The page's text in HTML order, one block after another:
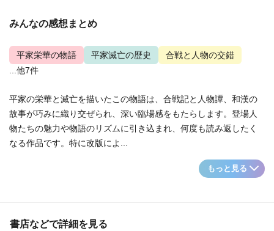
みんなの感想まとめ
平家栄華の物語 平家滅亡の歴史
合戦と人物の交錯
...他7件
平家の栄華と滅亡を描いたこの物語は、合戦記と人物譚、和漢の
故事が巧みに織り交ぜられ、深い臨場感をもたらします。登場人
物たちの魅力や物語のリズムに引き込まれ、何度も読み返したく
なる作品です。特に改版によ...
もっと見る
書店などで詳細を見る